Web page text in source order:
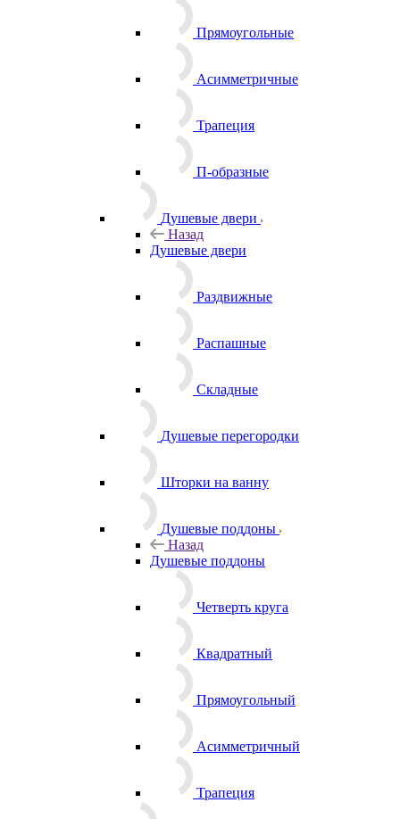
Прямоугольные
Асимметричные
Трапеция
П-образные
Душевые двери
Назад
Душевые двери
Раздвижные
Распашные
Складные
Душевые перегородки
Шторки на ванну
Душевые поддоны
Назад
Душевые поддоны
Четверть круга
Квадратный
Прямоугольный
Асимметричный
Трапеция